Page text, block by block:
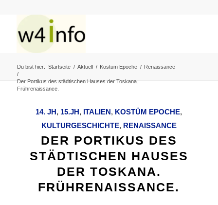
Du bist hier: Startseite / Aktuell / Kostüm Epoche / Renaissance
/
Der Portikus des städtischen Hauses der Toskana.
Frührenaissance.
14. JH, 15.JH, ITALIEN, KOSTÜM EPOCHE,
KULTURGESCHICHTE, RENAISSANCE
DER PORTIKUS DES
STÄDTISCHEN HAUSES
DER TOSKANA.
FRÜHRENAISSANCE.